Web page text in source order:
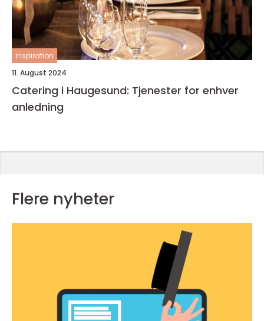
inspiration
11. August 2024
Catering i Haugesund: Tjenester for enhver
anledning
Flere nyheter